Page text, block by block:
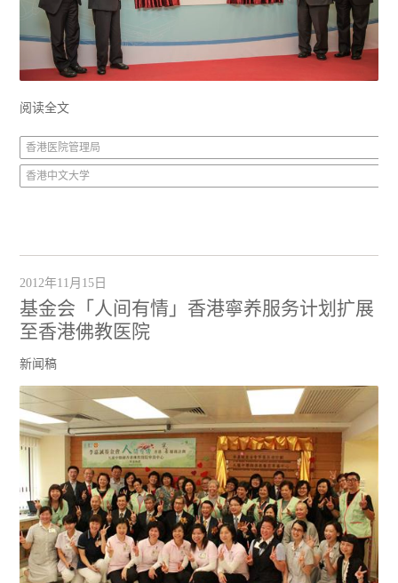
阅读全文
香港医院管理局
香港中文大学
2012年11月15日
基金会「人间有情」香港寧养服务计划扩展
至香港佛教医院
新闻稿